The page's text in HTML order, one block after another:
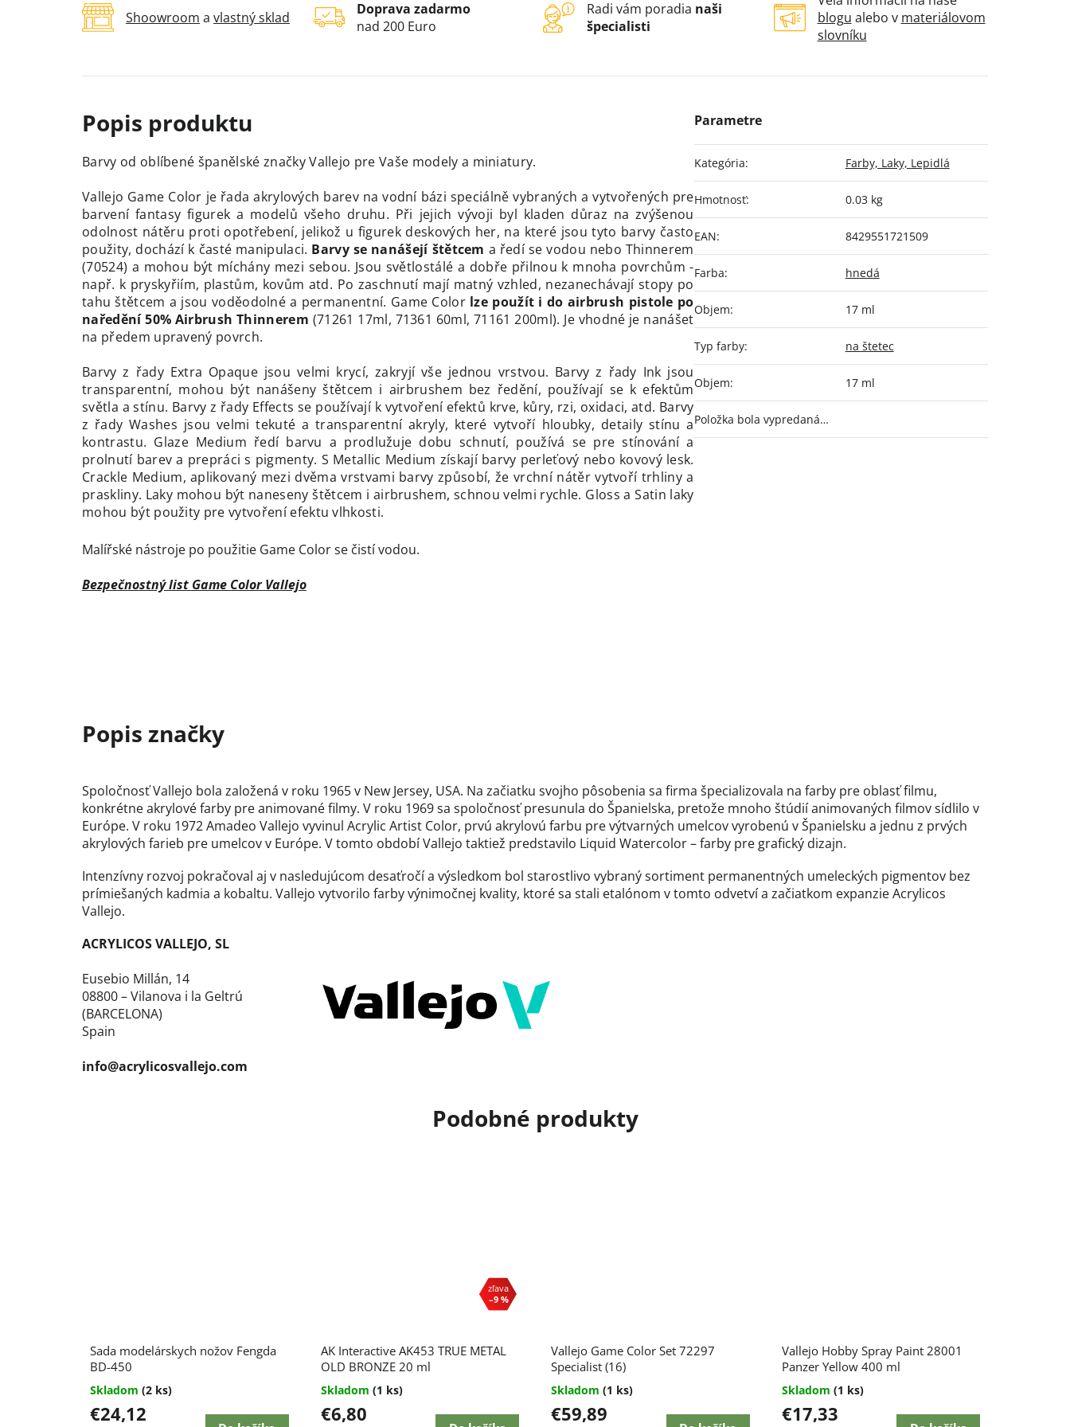
Shoowroom a vlastný sklad
Doprava zadarmo
nad 200 Euro
Radi vám poradia naši
špecialisti
blogu alebo v materiálovom
slovníku
Barvy od oblíbené španělské značky Vallejo pre Vaše modely a miniatury.
Vallejo Game Color je řada akrylových barev na vodní bázi speciálně vybraných a vytvořených pre
barvení fantasy figurek a modelů všeho druhu. Při jejich vývoji byl kladen důraz na zvýšenou
odolnost nátěru proti opotřebení, jelikož u figurek deskových her, na které jsou tyto barvy často
použity, dochází k časté manipulaci. Barvy se nanášejí štětcem a ředí se vodou nebo Thinnerem
(70524) a mohou být míchány mezi sebou. Jsou světlostálé a dobře přilnou k mnoha povrchům -
např. k pryskyřiím, plastům, kovům atd. Po zaschnutí mají matný vzhled, nezanechávají stopy po
tahu štětcem a jsou voděodolné a permanentní. Game Color lze použít i do airbrush pistole po
naředění 50% Airbrush Thinnerem (71261 17ml, 71361 60ml, 71161 200ml). Je vhodné je nanášet
na předem upravený povrch.
Barvy z řady Extra Opaque jsou velmi krycí, zakryjí vše jednou vrstvou. Barvy z řady Ink jsou
transparentní, mohou být nanášeny štětcem i airbrushem bez ředění, používají se k efektům
světla a stínu. Barvy z řady Effects se používají k vytvoření efektů krve, kůry, rzi, oxidaci, atd. Barvy
z řady Washes jsou velmi tekuté a transparentní akryly, které vytvoří hloubky, detaily stínu a
kontrastu. Glaze Medium ředí barvu a prodlužuje dobu schnutí, používá se pre stínování a
prolnutí barev a prepráci s pigmenty. S Metallic Medium získají barvy perleťový nebo kovový lesk.
Crackle Medium, aplikovaný mezi dvěma vrstvami barvy způsobí, že vrchní nátěr vytvoří trhliny a
praskliny. Laky mohou být naneseny štětcem i airbrushem, schnou velmi rychle. Gloss a Satin laky
mohou být použity pre vytvoření efektu vlhkosti.
Malířské nástroje po použitie Game Color se čistí vodou.
Bezpečnostný list Game Color Vallejo
Kategória: Farby, Laky, Lepidlá
Hmotnosť: 0.03 kg
EAN: 8429551721509
Farba: hnedá
Objem: 17 ml
Typ farby: na štetec
Objem: 17 ml
Položka bola vypredaná…
Sada modelárskych nožov Fengda
BD-450
Skladom (2 ks)
€24,12
–9 %
AK Interactive AK453 TRUE METAL
OLD BRONZE 20 ml
Skladom (1 ks)
€6,80
Vallejo Game Color Set 72297
Specialist (16)
Skladom (1 ks)
€59,89
Vallejo Hobby Spray Paint 28001
Panzer Yellow 400 ml
Skladom (1 ks)
€17,33
Spoločnosť Vallejo bola založená v roku 1965 v New Jersey, USA. Na začiatku svojho pôsobenia sa firma špecializovala na farby pre oblasť filmu,
konkrétne akrylové farby pre animované filmy. V roku 1969 sa spoločnosť presunula do Španielska, pretože mnoho štúdií animovaných filmov sídlilo v
Európe. V roku 1972 Amadeo Vallejo vyvinul Acrylic Artist Color, prvú akrylovú farbu pre výtvarných umelcov vyrobenú v Španielsku a jednu z prvých
akrylových farieb pre umelcov v Európe. V tomto období Vallejo taktiež predstavilo Liquid Watercolor – farby pre grafický dizajn.
Intenzívny rozvoj pokračoval aj v nasledujúcom desaťročí a výsledkom bol starostlivo vybraný sortiment permanentných umeleckých pigmentov bez
prímiešaných kadmia a kobaltu. Vallejo vytvorilo farby výnimočnej kvality, ktoré sa stali etalónom v tomto odvetví a začiatkom expanzie Acrylicos
Vallejo.
ACRYLICOS VALLEJO, SL
Eusebio Millán, 14
08800 – Vilanova i la Geltrú
(BARCELONA)
Spain
info@acrylicosvallejo.com